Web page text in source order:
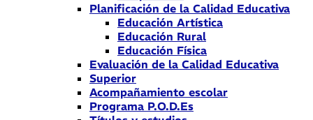
Planificación de la Calidad Educativa
Educación Artística
Educación Rural
Educación Física
Evaluación de la Calidad Educativa
Superior
Acompañamiento escolar
Programa P.O.D.Es